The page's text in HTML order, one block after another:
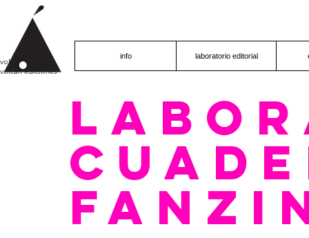
info laboratorio editorial
volcán proyecto
volcán ediciones